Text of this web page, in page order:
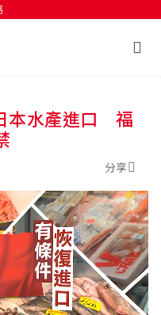
尋本水產進口 福
分享